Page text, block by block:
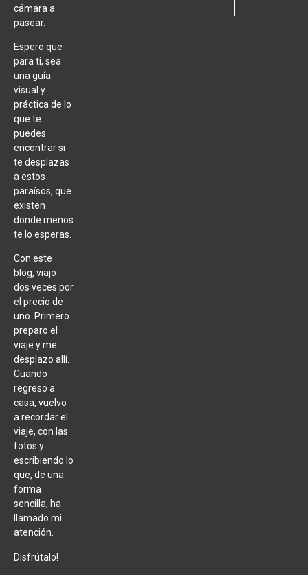
cámara a
pasear.
Espero que
para ti, sea
una guía
visual y
práctica de lo
que te
puedes
encontrar si
te desplazas
a estos
paraísos, que
existen
donde menos
te lo esperas.
Con este
blog, viajo
dos veces por
el precio de
uno. Primero
preparo el
viaje y me
desplazo allí.
Cuando
regreso a
casa, vuelvo
a recordar el
viaje, con las
fotos y
escribiendo lo
que, de una
forma
sencilla, ha
llamado mi
atención.
Disfrútalo!